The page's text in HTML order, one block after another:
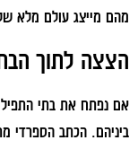
מהם מייצג עולם מלא
הצצה לתוך
אם נפתח את בתי
ביניהם. הכתב הספרדי